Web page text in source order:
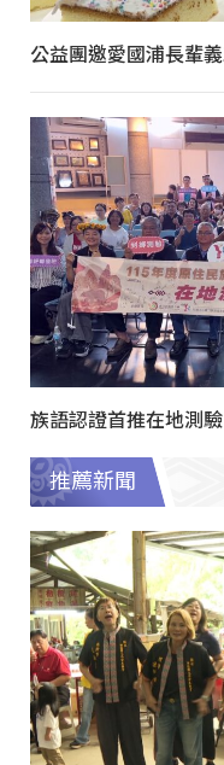
公益團邀愛國浦長輩
族語認證首推在地測
推薦新聞